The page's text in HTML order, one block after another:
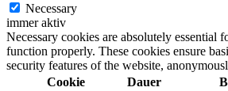
Necessary
immer aktiv
Necessary cookies are absolutely essential
function properly. These cookies ensure
security features of the website,
Cookie
Dauer